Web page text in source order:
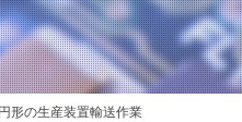
の生産装置輸送作業